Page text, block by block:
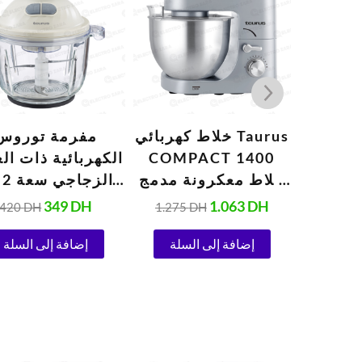
مفرمة
الكهربائية ذات
(400 واط)
420DH
420 DH.
349DH
إضافة إلى السلة
خلاط كهربائي Taurus
COMPACT 1400
خلاط معكرونة مدمج
1.275DH
1.275 DH.
1.063DH
إضافة إلى السلة